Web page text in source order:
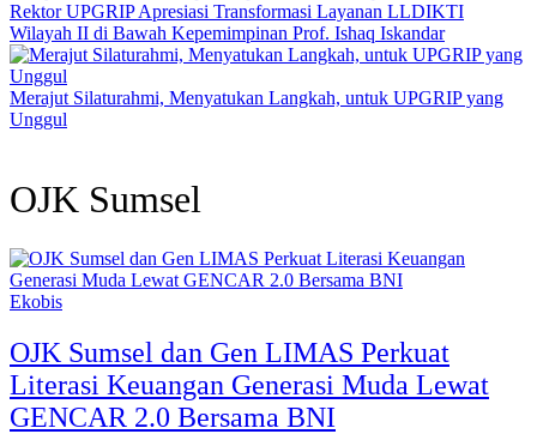
Rektor UPGRIP Apresiasi Transformasi Layanan LLDIKTI
Wilayah II di Bawah Kepemimpinan Prof. Ishaq Iskandar
Merajut Silaturahmi, Menyatukan Langkah, untuk UPGRIP yang
Unggul
OJK Sumsel
Ekobis
OJK Sumsel dan Gen LIMAS Perkuat
Literasi Keuangan Generasi Muda Lewat
GENCAR 2.0 Bersama BNI